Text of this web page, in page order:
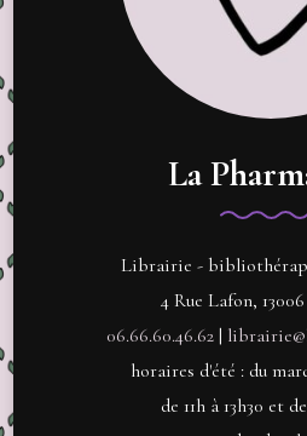
La
Librairie -
4 Rue Lafon,
06.66.60.46.62|
horaires d'été : du
de 11h à 13h30 et